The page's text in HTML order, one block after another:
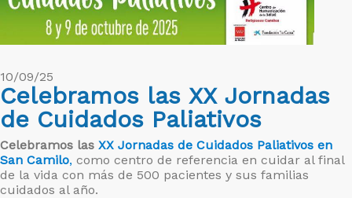
10/09/25
Celebramos las XX Jornadas
de Cuidados Paliativos
Celebramos las XX Jornadas de Cuidados Paliativos en
San Camilo, como centro de referencia en cuidar al final
de la vida con más de 500 pacientes y sus familias
cuidados al año.